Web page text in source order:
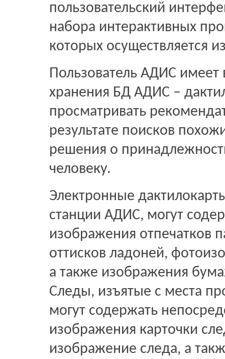
пользовательский
набора интерактивных
которых осуществляется
Пользователь АДИС имеет
хранения БД АДИС –
просматривать
результате поисков
решения о
человеку.
Электронные
станции АДИС, могут
изображения отпечатков
оттисков ладоней,
а также изображения
Следы, изъятые с места
могут содержать
изображения карточки
изображение следа, а